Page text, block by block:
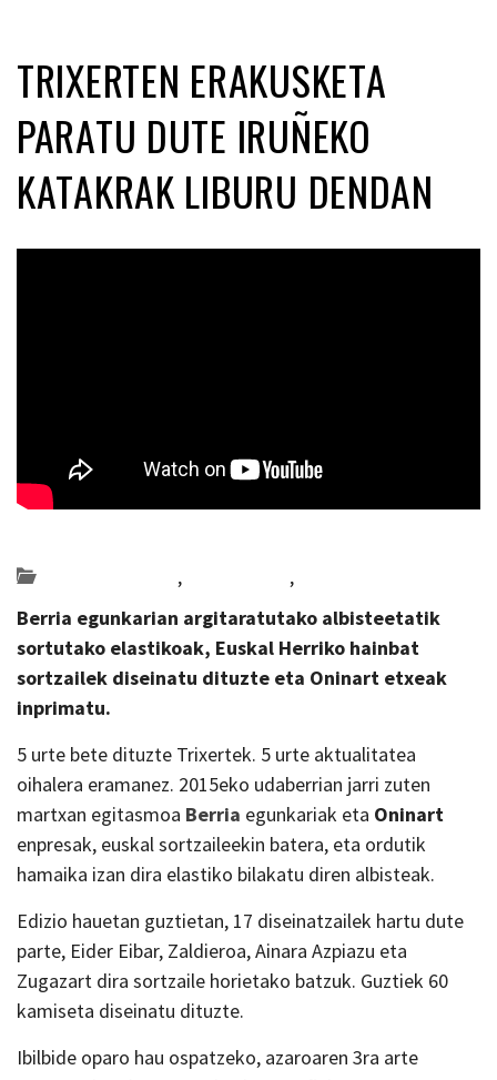
TRIXERTEN ERAKUSKETA
PARATU DUTE IRUÑEKO
KATAKRAK LIBURU DENDAN
, ,
Berria egunkarian argitaratutako albisteetatik
sortutako elastikoak, Euskal Herriko hainbat
sortzailek diseinatu dituzte eta Oninart etxeak
inprimatu.
5 urte bete dituzte Trixertek. 5 urte aktualitatea
oihalera eramanez. 2015eko udaberrian jarri zuten
martxan egitasmoa Berria egunkariak eta Oninart
enpresak, euskal sortzaileekin batera, eta ordutik
hamaika izan dira elastiko bilakatu diren albisteak.
Edizio hauetan guztietan, 17 diseinatzailek hartu dute
parte, Eider Eibar, Zaldieroa, Ainara Azpiazu eta
Zugazart dira sortzaile horietako batzuk. Guztiek 60
kamiseta diseinatu dituzte.
Ibilbide oparo hau ospatzeko, azaroaren 3ra arte